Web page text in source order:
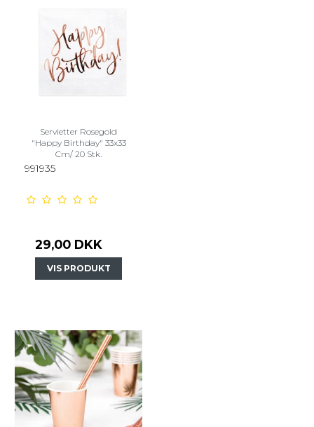
Servietter Rosegold
"Happy Birthday" 33x33
Cm/ 20 Stk.
991935
29,00 DKK
VIS PRODUKT